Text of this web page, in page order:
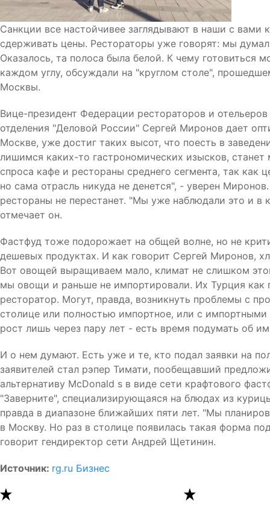
Санкции все настойчивее заглядывают в наши с
сдерживать цены. Рестораторы уже говорят: мы
Оказалось, та полоса была белой. К чему готовиться
каждом углу, обсуждали на "круглом столе",
Москвы.
Вице-президент Федерации рестораторов и
отделения "Деловой России" Сергей Миронов дает
Москве, уже достиг таких высот, что поесть в
лишимся каких-то гастрономических изысков,
спроса кафе и рестораны среднего сегмента, так как
но сама отрасль никуда не денется", - уверен
рестораны не перестанет. "Мы уже наблюдали это и в
отмечает он.
Фастфуд тоже подорожает на общей волне, но не
дешевых продуктах. И как говорит Сергей Миронов,
Вот овощей выращиваем мало, климат не слишком
мы овощи и раньше не импортировали. Их Турция как
ресторатор. Могут, правда, возникнуть проблемы с
столице или полностью импортное, или с
рост лишь через пару лет - есть время подумать об
И о нем думают. Есть уже и те, кто подал заявки на
заявителей стал рэпер Тимати, пообещавший
альтернативу McDonald s в виде сети крафтового
"Заверните", специализирующаяся на блюдах из
правда в диапазоне ближайших пяти лет. "Мы
в Москву. Но раз в столице появилась такая форма
говорит гендиректор сети Андрей Щетинин.
Источник: rg.ru Бизнес